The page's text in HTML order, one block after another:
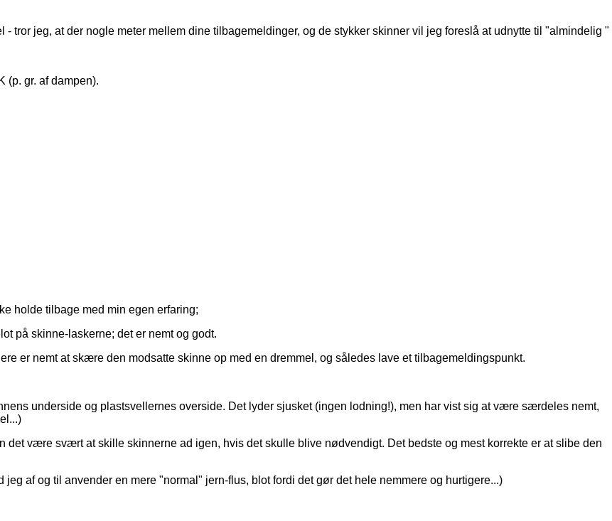
tror jeg, at der nogle meter mellem dine tilbagemeldinger, og de stykker skinner vil jeg foreslå at udnytte til "almindelig "
(p. gr. af dampen).
holde tilbage med min egen erfaring;
på skinne-laskerne; det er nemt og godt.
er nemt at skære den modsatte skinne op med en dremmel, og således lave et tilbagemeldingspunkt.
underside og plastsvellernes overside. Det lyder sjusket (ingen lodning!), men har vist sig at være særdeles nemt,
det være svært at skille skinnerne ad igen, hvis det skulle blive nødvendigt. Det bedste og mest korrekte er at slibe den
af og til anvender en mere "normal" jern-flus, blot fordi det gør det hele nemmere og hurtigere...)